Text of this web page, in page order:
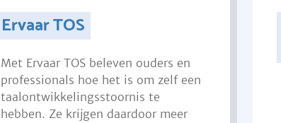
Ervaar TOS
Met Ervaar TOS beleven ouders en
professionals hoe het is om zelf een
taalontwikkelingsstoornis te
hebben. Ze krijgen daardoor meer